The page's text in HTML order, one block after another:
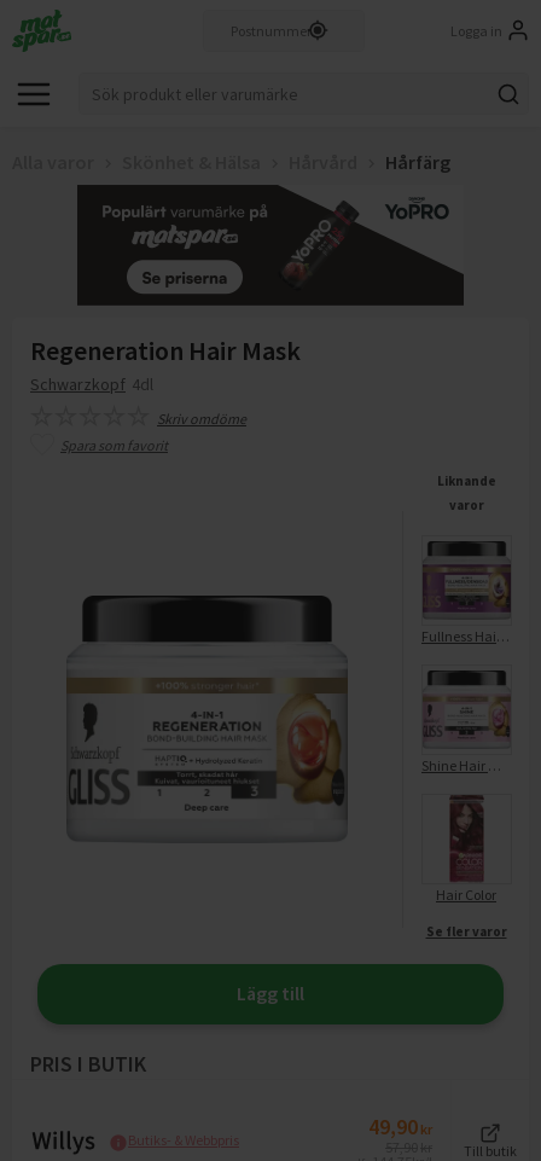
Logga in
Hårfärg
Regeneration Hair Mask
Schwarzkopf 4dl
Skriv omdöme
Spara som favorit
Liknande
varor
Fullness Hair Mask
Shine Hair Mask
Hair Color
Se fler varor
Lägg till
PRIS I BUTIK
Butiks- & Webbpris 49,90 kr
Till butik